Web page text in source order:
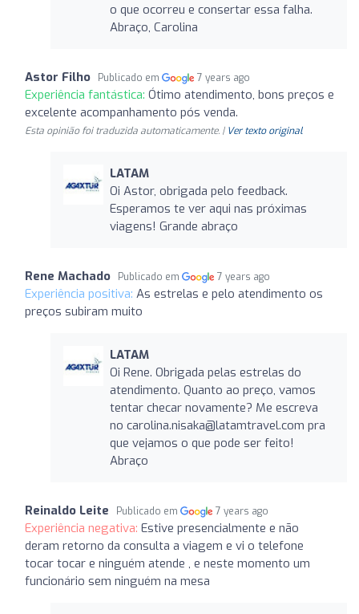
o que ocorreu e consertar essa falha.
Abraço, Carolina
Astor Filho Publicado em 7 years ago
Experiência fantástica: Ótimo atendimento, bons preços e
excelente acompanhamento pós venda.
Esta opinião foi traduzida automaticamente. | Ver texto original
LATAM
Oi Astor, obrigada pelo feedback.
Esperamos te ver aqui nas próximas
viagens! Grande abraço
Rene Machado Publicado em 7 years ago
Experiência positiva: As estrelas e pelo atendimento os
preços subiram muito
LATAM
Oi Rene. Obrigada pelas estrelas do
atendimento. Quanto ao preço, vamos
tentar checar novamente? Me escreva
no carolina.nisaka@latamtravel.com pra
que vejamos o que pode ser feito!
Abraço
Reinaldo Leite Publicado em 7 years ago
Experiência negativa: Estive presencialmente e não
deram retorno da consulta a viagem e vi o telefone
tocar tocar e ninguém atende , e neste momento um
funcionário sem ninguém na mesa